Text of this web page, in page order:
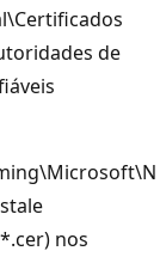
de
nos